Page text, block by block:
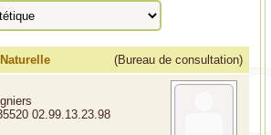
(Bureau de consultation)
02.99.13.23.98